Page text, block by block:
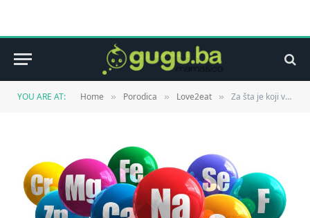
YOU ARE AT: Home » Porodica » Love2eat » Za šta je koji vitamin zadužen?